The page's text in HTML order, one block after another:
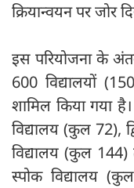
क्रियान्वयन पर जोर
इस परियोजना के
600 विद्यालयों
शामिल किया गया
विद्यालय (कुल 72),
विद्यालय (कुल
स्पोक विद्यालय